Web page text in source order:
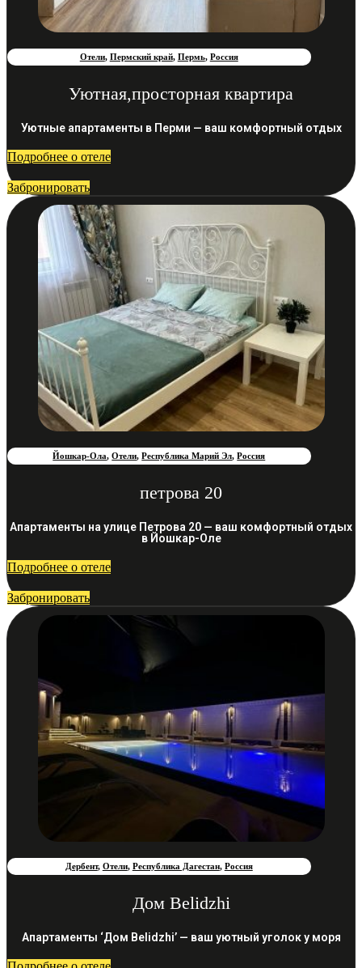
Отели, Пермский край, Пермь, Россия
Уютная,просторная квартира
Уютные апартаменты в Перми — ваш комфортный отдых
Подробнее о отеле
Забронировать
Йошкар-Ола,Отели,Республика Марий Эл,Россия
петрова 20
Апартаменты на улице Петрова 20 — ваш комфортный отдых
в Йошкар-Оле
Подробнее о отеле
Забронировать
Дербент, Отели, Республика Дагестан, Россия
Дом Belidzhi
Апартаменты ‘Дом Belidzhi’ — ваш уютный уголок у моря